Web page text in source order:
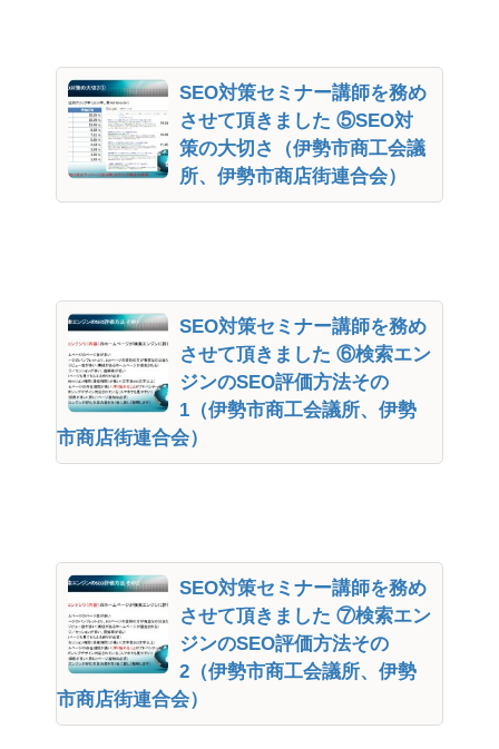
SEO対策セミナー講師を務め
させて頂きました ⑤SEO対
策の大切さ（伊勢市商工会議
所、伊勢市商店街連合会）
SEO対策セミナー講師を務め
させて頂きました ⑥検索エン
ジンのSEO評価方法その
1（伊勢市商工会議所、伊勢
市商店街連合会）
SEO対策セミナー講師を務め
させて頂きました ⑦検索エン
ジンのSEO評価方法その
2（伊勢市商工会議所、伊勢
市商店街連合会）